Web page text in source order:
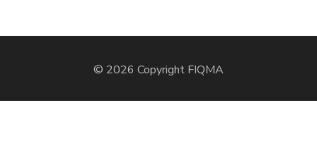
© 2026 Copyright FIQMA